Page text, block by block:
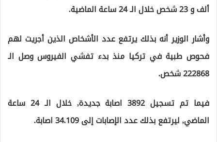
ألف و 23 شخص خلال الـ 24 ساعة الماضية.
وأشار الوزير أنه بذلك يرتفع عدد الأشخاص الذين أجريت لهم
فحوص طبية في تركيا منذ بدء تفشي الفيروس وصل الـ
222868 شخص.
فيما تم تسجيل 3892 اصابة جديدة, خلال الـ 24 ساعة
الماضي, ليرتفع بذلك عدد الإصابات إلى 34.109 اصابة.